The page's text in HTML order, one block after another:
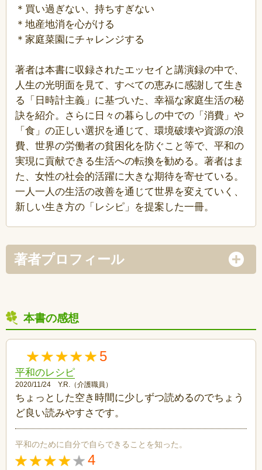
＊買い過ぎない、持ちすぎない
＊地産地消を心がける
＊家庭菜園にチャレンジする
著者は本書に収録されたエッセイと講演録の中で、
人生の光明面を見て、すべての恵みに感謝して生き
る「日時計主義」に基づいた、幸福な家庭生活の秘
訣を紹介。さらに日々の暮らしの中での「消費」や
「食」の正しい選択を通じて、環境破壊や資源の浪
費、世界の労働者の貧困化を防ぐこと等で、平和の
実現に貢献できる生活への転換を勧める。著者はま
た、女性の社会的活躍に大きな期待を寄せている。
一人一人の生活の改善を通じて世界を変えていく、
新しい生き方の「レシピ」を提案した一冊。
著者プロフィール
本書の感想
5
平和のレシピ
2020/11/24 Y.R.（介護職員）
ちょっとした空き時間に少しずつ読めるのでちょう
ど良い読みやすさです。
平和のために自分で自らできることを知った。
4